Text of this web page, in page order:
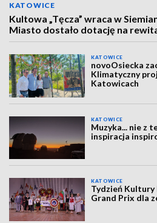
KATOWICE
Kultowa „Tęcza” wraca w
Miasto dostało dotację na
KATOWICE
novoOsiecka
Klimatyczny
Katowicach
KATOWICE
Muzyka... nie z
inspiracja
KATOWICE
Tydzień Kultury
Grand Prix dla